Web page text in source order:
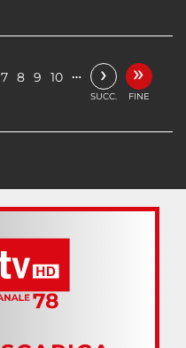
7 8 9 10 … ›
SUCC.
»
FINE